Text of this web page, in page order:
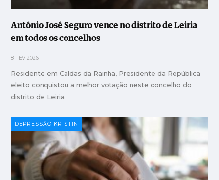
António José Seguro vence no distrito de Leiria
em todos os concelhos
8 FEV 2026
Residente em Caldas da Rainha, Presidente da República
eleito conquistou a melhor votação neste concelho do
distrito de Leiria
DEPRESSÃO KRISTIN